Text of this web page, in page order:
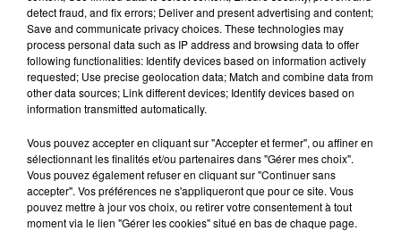
Qui a remporté le tournoi de Roland Garros en 2018 ?
Rafael Nadal
Novak Djokovic
Roger Federer
Hugo Humbert
Dans quelle ville se trouve le club de football de Chelsea ?
detect fraud, and fix errors; Deliver and present advertising and content;
Save and communicate privacy choices. These technologies may
process personal data such as IP address and browsing data to offer
following functionalities: Identify devices based on information actively
requested; Use precise geolocation data; Match and combine data from
other data sources; Link different devices; Identify devices based on
information transmitted automatically.
Vous pouvez accepter en cliquant sur "Accepter et fermer", ou affiner en
sélectionnant les finalités et/ou partenaires dans "Gérer mes choix".
Vous pouvez également refuser en cliquant sur "Continuer sans
accepter". Vos préférences ne s'appliqueront que pour ce site. Vous
pouvez mettre à jour vos choix, ou retirer votre consentement à tout
moment via le lien "Gérer les cookies" situé en bas de chaque page.